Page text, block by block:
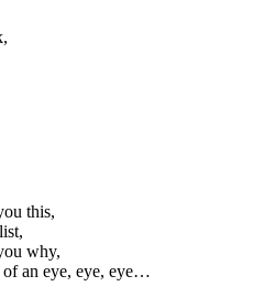
this,
why,
an eye, eye, eye…